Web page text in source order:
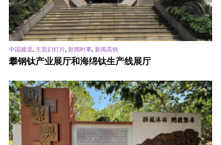
中国频道, 主页幻灯片, 新闻时事, 新闻高铁
攀钢钛产业展厅和海绵钛生产线展厅